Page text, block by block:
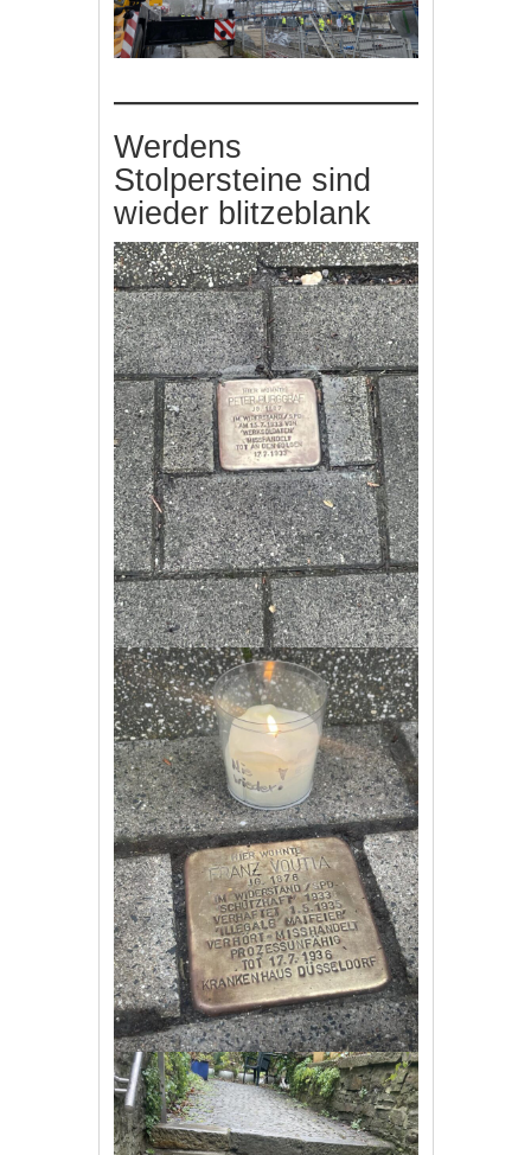
Werdens
Stolpersteine sind
wieder blitzeblank